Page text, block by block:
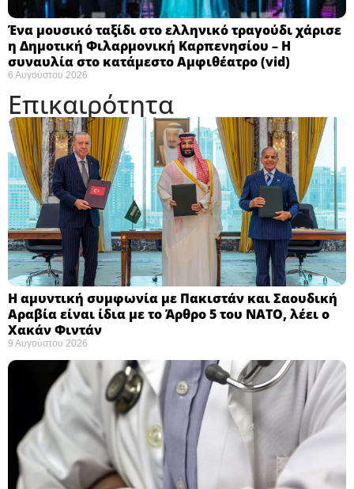
Ένα μουσικό ταξίδι στο ελληνικό τραγούδι χάρισε
η Δημοτική Φιλαρμονική Καρπενησίου – Η
συναυλία στο κατάμεστο Αμφιθέατρο (vid)
6 Αυγούστου 2026
Επικαιρότητα
Η αμυντική συμφωνία με Πακιστάν και Σαουδική
Αραβία είναι ίδια με το Άρθρο 5 του ΝΑΤΟ, λέει ο
Χακάν Φιντάν ​
9 Αυγούστου 2026